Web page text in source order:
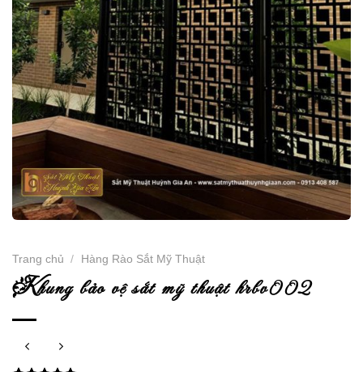
Trang chủ / Hàng Rào Sắt Mỹ Thuật
khung bảo vệ sắt mỹ thuật hrbv002